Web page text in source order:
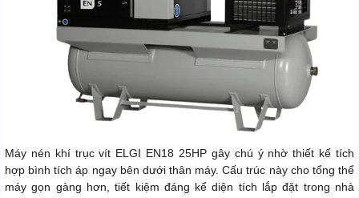
Máy nén khí trục vít ELGI EN18 25HP gây chú ý nhờ thiết kế tích
hợp bình tích áp ngay bên dưới thân máy. Cấu trúc này cho tổng thể
máy gọn gàng hơn, tiết kiệm đáng kể diện tích lắp đặt trong nhà